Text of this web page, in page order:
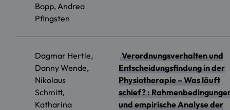
Bopp, Andrea
Pfingsten
Dagmar Hertle,
Danny Wende,
Nikolaus
Schmitt,
Katharina
Verordnungsverhalten und
Entscheidungsfindung in der
Physiotherapie – Was läuft
schief? :
und empirische Analyse der